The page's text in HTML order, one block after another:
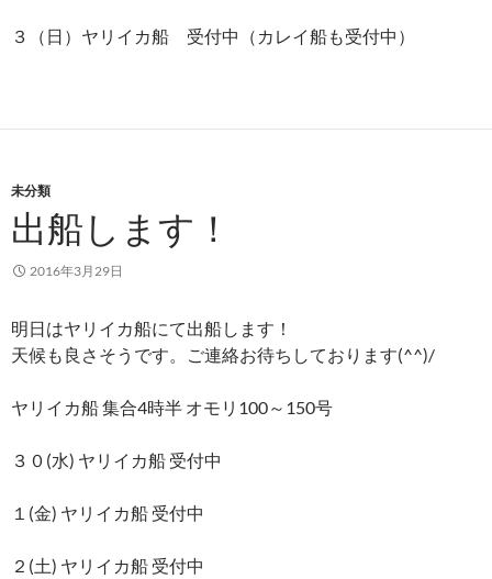
３（日）ヤリイカ船 受付中（カレイ船も受付中）
未分類
出船します！
2016年3月29日
明日はヤリイカ船にて出船します！
天候も良さそうです。ご連絡お待ちしております(^^)/
ヤリイカ船 集合4時半 オモリ100～150号
３０(水) ヤリイカ船 受付中
１(金) ヤリイカ船 受付中
２(土) ヤリイカ船 受付中